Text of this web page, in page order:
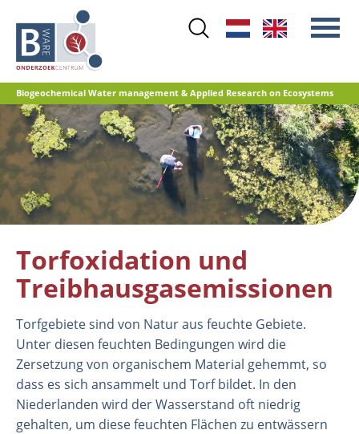
main
content
Biogeochemical Water management & Applied Research on Ecosystems
Main
menuStickstoff
Wasserqualität
Renaturierungsmanagement
Renaturierung Landwirtschaftlicher
Torfoxidation und
Treibhausgasemissionen
Referenzdatenbank
Torfoxidation und
Treibhausgasemissionen
Torfgebiete sind von Natur aus feuchte Gebiete.
Unter diesen feuchten Bedingungen wird die
Zersetzung von organischem Material gehemmt, so
dass es sich ansammelt und Torf bildet. In den
Niederlanden wird der Wasserstand oft niedrig
gehalten, um diese feuchten Flächen zu entwässern